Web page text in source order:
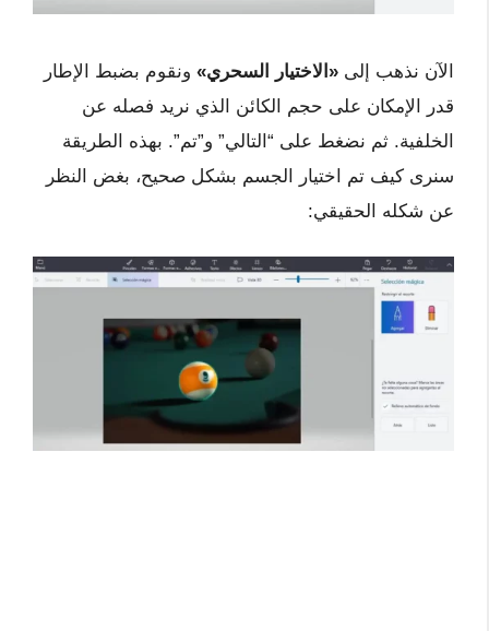
الآن نذهب إلى «الاختيار السحري» ونقوم بضبط الإطار
قدر الإمكان على حجم الكائن الذي نريد فصله عن
الخلفية. ثم نضغط على “التالي” و”تم”. بهذه الطريقة
سنرى كيف تم اختيار الجسم بشكل صحيح، بغض النظر
عن شكله الحقيقي: